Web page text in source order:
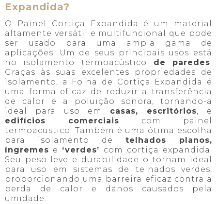
Expandida?
O Painel Cortiça Expandida é um material
altamente versátil e multifuncional que pode
ser usado para uma ampla gama de
aplicações. Um de seus principais usos está
no isolamento termoacústico de paredes.
Graças às suas excelentes propriedades de
isolamento, a Folha de Cortiça Expandida é
uma forma eficaz de reduzir a transferência
de calor e a poluição sonora, tornando-a
ideal para uso em casas, escritórios, e
edifícios comerciais com painel
termoacustico. Também é uma ótima escolha
para isolamento de telhados planos,
íngremes e ‘verdes’ com cortiça expandida.
Seu peso leve e durabilidade o tornam ideal
para uso em sistemas de telhados verdes,
proporcionando uma barreira eficaz contra a
perda de calor e danos causados pela
umidade.